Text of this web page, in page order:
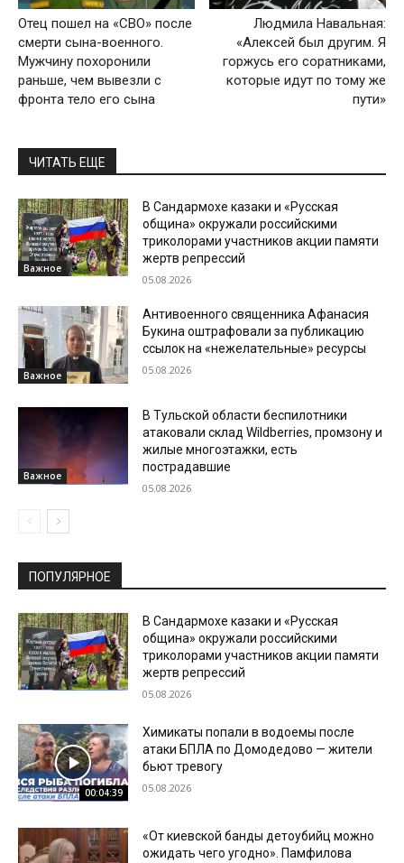
Отец пошел на «СВО» после
смерти сына-военного.
Мужчину похоронили
раньше, чем вывезли с
фронта тело его сына
Людмила Навальная:
«Алексей был другим. Я
горжусь его соратниками,
которые идут по тому же
пути»
ЧИТАТЬ ЕЩЕ
Важное
В Сандармохе казаки и «Русская
община» окружали российскими
триколорами участников акции памяти
жертв репрессий
05.08.2026
Важное
Антивоенного священника Афанасия
Букина оштрафовали за публикацию
ссылок на «нежелательные» ресурсы
05.08.2026
Важное
В Тульской области беспилотники
атаковали склад Wildberries, промзону и
жилые многоэтажки, есть
пострадавшие
05.08.2026
ПОПУЛЯРНОЕ
В Сандармохе казаки и «Русская
община» окружали российскими
триколорами участников акции памяти
жертв репрессий
05.08.2026
00:04:39
Химикаты попали в водоемы после
атаки БПЛА по Домодедово — жители
бьют тревогу
05.08.2026
«От киевской банды детоубийц можно
ожидать чего угодно». Памфилова